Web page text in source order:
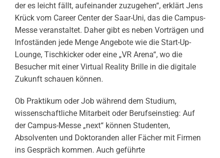
der es leicht fällt, aufeinander zuzugehen“, erklärt Jens
Krück vom Career Center der Saar-Uni, das die Campus-
Messe veranstaltet. Daher gibt es neben Vorträgen und
Infoständen jede Menge Angebote wie die Start-Up-
Lounge, Tischkicker oder eine „VR Arena“, wo die
Besucher mit einer Virtual Reality Brille in die digitale
Zukunft schauen können.
Ob Praktikum oder Job während dem Studium,
wissenschaftliche Mitarbeit oder Berufseinstieg: Auf
der Campus-Messe „next“ können Studenten,
Absolventen und Doktoranden aller Fächer mit Firmen
ins Gespräch kommen. Auch geführte